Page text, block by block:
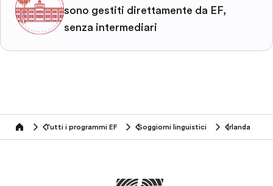
sono gestiti direttamente da EF,
senza intermediari
home Tutti i programmi EF Soggiorni linguistici Irlanda